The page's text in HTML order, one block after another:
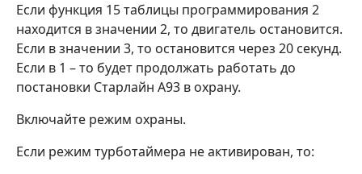
Если функция 15 таблицы программирования 2
находится в значении 2, то двигатель остановится.
Если в значении 3, то остановится через 20 секунд.
Если в 1 – то будет продолжать работать до
постановки Старлайн А93 в охрану.
Включайте режим охраны.
Если режим турботаймера не активирован, то: